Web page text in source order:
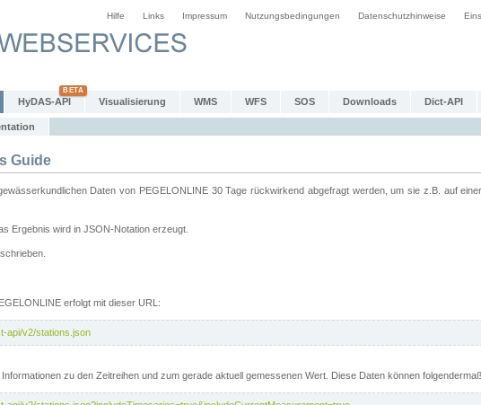
Hilfe Links Impressum Nutzungsbedingungen Datenschutzhinweise
HyDAS-API Visualisierung WMS WFS SOS Downloads Dict-API
Guide
Daten von PEGELONLINE 30 Tage rückwirkend abgefragt werden, um sie z.B. auf
Ergebnis wird in JSON-Notation erzeugt.
erfolgt mit dieser URL:
api/v2/stations.json
zu den Zeitreihen und zum gerade aktuell gemessenen Wert. Diese Daten können